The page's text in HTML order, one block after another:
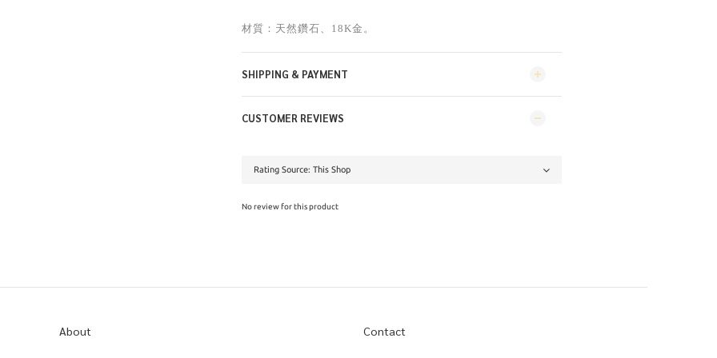
材質：天然鑽石、18K金。
SHIPPING & PAYMENT
CUSTOMER REVIEWS
No review for this product
About Contact